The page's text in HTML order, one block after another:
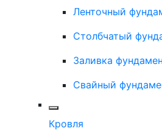
Ленточный
Столбчатый
Заливка
Свайный
Кровля